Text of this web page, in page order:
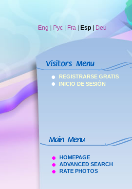
Eng Рус Fra Esp Deu
REGISTRARSE GRATIS
INICIO DE SESIÓN
HOMEPAGE
ADVANCED SEARCH
RATE PHOTOS